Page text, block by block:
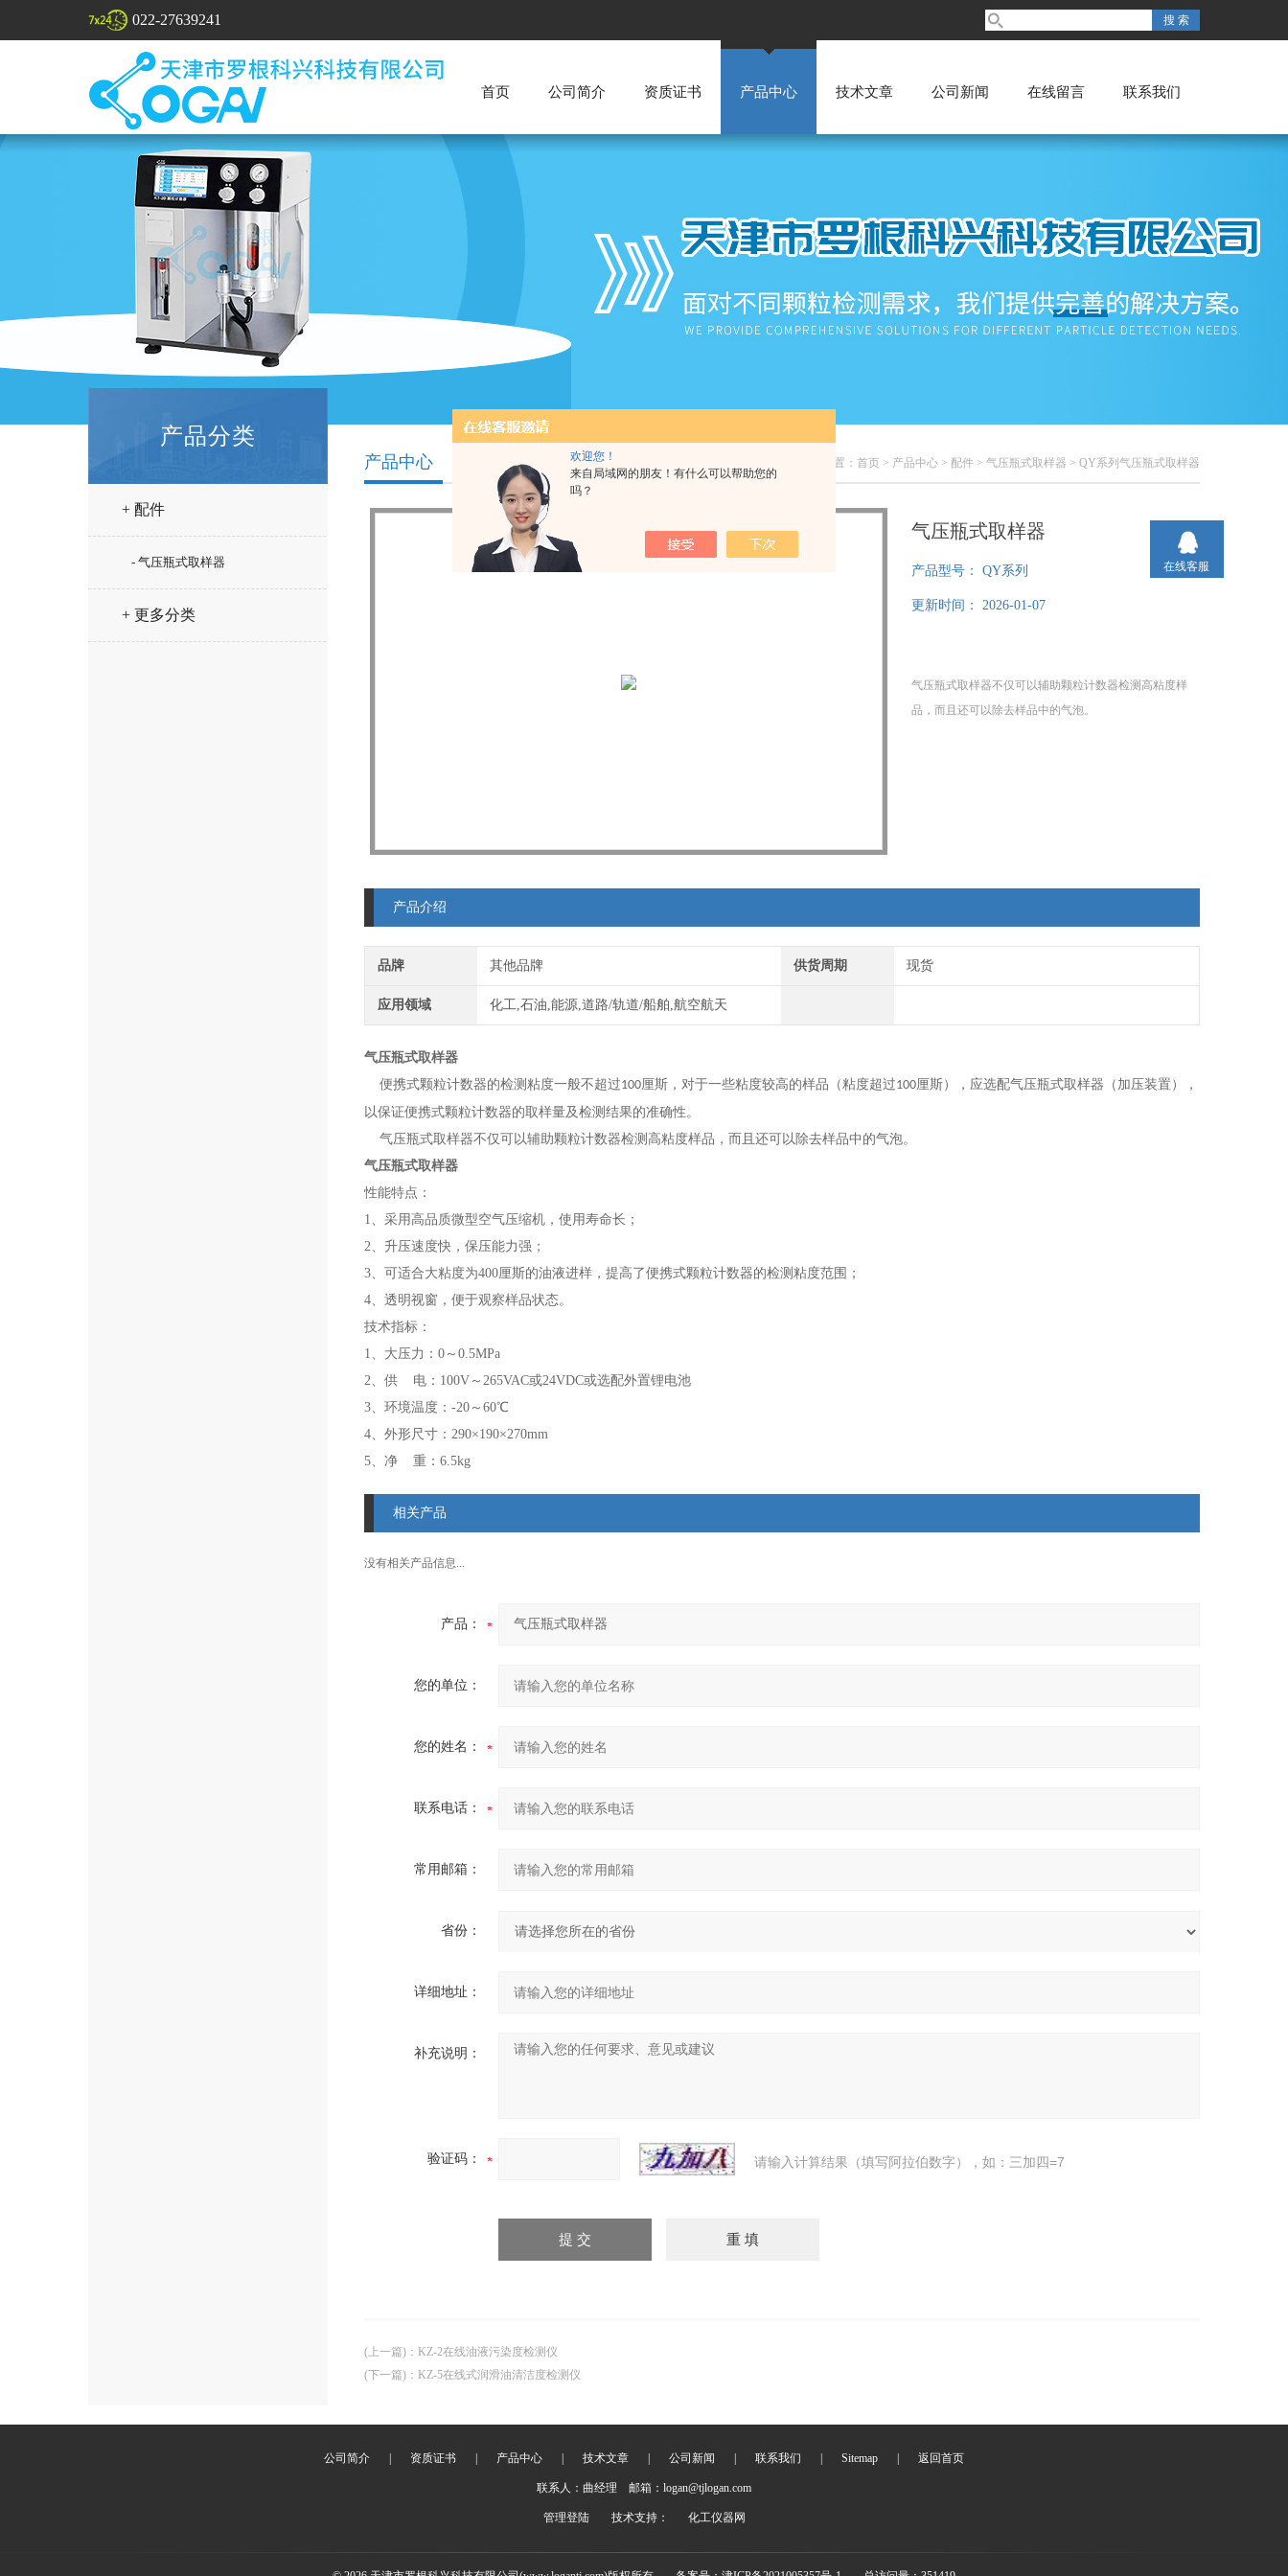
欢迎您！
来自局域网的朋友！有什么可以帮助您的
吗？
022-27639241
首页 公司简介 资质证书 产品中心 技术文章 公司新闻 在线留言 联系我们
产品分类
+ 配件
- 气压瓶式取样器
+ 更多分类
您的位置： 首页 > 产品中心 > 配件 > 气压瓶式取样器 > QY系列气压瓶式取样器
产品中心
气压瓶式取样器
产品型号： QY系列
更新时间： 2026-01-07
气压瓶式取样器不仅可以辅助颗粒计数器检测高粘度样
品，而且还可以除去样品中的气泡。
产品介绍
品牌 其他品牌 供货周期 现货
应用领域 化工,石油,能源,道路/轨道/船舶,航空航天
气压瓶式取样器
便携式颗粒计数器的检测粘度一般不超过100厘斯，对于一些粘度较高的样品（粘度超过100厘斯），应选配气压瓶式取样器（加压装置），
以保证便携式颗粒计数器的取样量及检测结果的准确性。
气压瓶式取样器不仅可以辅助颗粒计数器检测高粘度样品，而且还可以除去样品中的气泡。
气压瓶式取样器
性能特点：
1、 采用高品质微型空气压缩机，使用寿命长；
2、 升压速度快，保压能力强；
3、 可适合大粘度为400厘斯的油液进样，提高了便携式颗粒计数器的检测 粘度范围；
4、 透明视窗，便于观察样品状态。
技术指标：
1、 大压力：0～0.5MPa
2、 供 电：100V～265VAC或24VDC或选配外置锂电池
3、 环境温度：-20～60℃
4、 外形尺寸：290×190×270mm
5、 净 重：6.5kg
相关产品
没有相关产品信息...
产品：
您的单位：
您的姓名：
联系电话：
常用邮箱：
省份：
详细地址：
补充说明：
验证码： 请输入计算结果（填写阿拉伯数字），如：三加四=7
(上一篇) ： KZ-2在线油液污染度检测仪
(下一篇) ： KZ-5在线式润滑油清洁度检测仪
公司简介 资质证书 产品中心 技术文章 公司新闻 联系我们 Sitemap 返回首页
联系人：曲经理 邮箱：logan@tjlogan.com
管理登陆 技术支持： 化工仪器网
在线客服